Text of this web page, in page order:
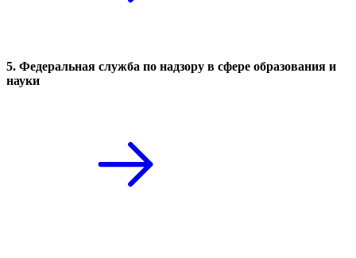
5. Федеральная служба по надзору в сфере образования и
науки